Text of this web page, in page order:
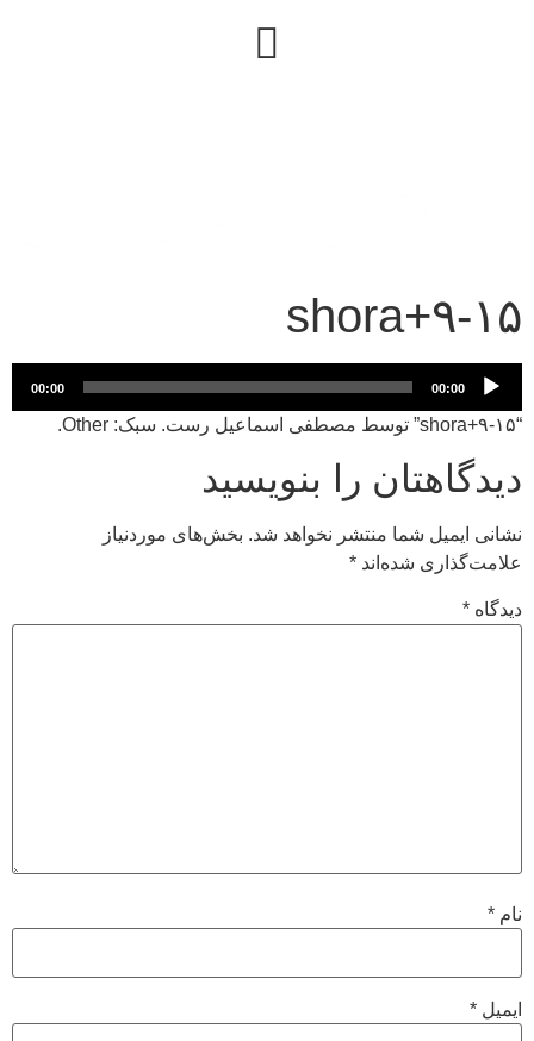
۹-۱۵+shora
پخش‌کننده
00:00
00:00
“۹-۱۵+shora” توسط مصطفی اسماعیل رست. سبک: Other.
دیدگاهتان را بنویسید
نشانی ایمیل شما منتشر نخواهد شد. بخش‌های موردنیاز
علامت‌گذاری شده‌اند *
دیدگاه *
نام *
ایمیل *